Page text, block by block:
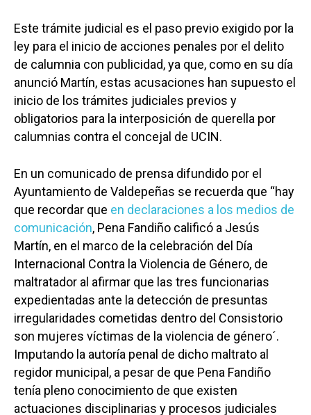
Este trámite judicial es el paso previo exigido por la
ley para el inicio de acciones penales por el delito
de calumnia con publicidad, ya que, como en su día
anunció Martín, estas acusaciones han supuesto el
inicio de los trámites judiciales previos y
obligatorios para la interposición de querella por
calumnias contra el concejal de UCIN.
En un comunicado de prensa difundido por el
Ayuntamiento de Valdepeñas se recuerda que “hay
que recordar que en declaraciones a los medios de
comunicación, Pena Fandiño calificó a Jesús
Martín, en el marco de la celebración del Día
Internacional Contra la Violencia de Género, de
maltratador al afirmar que las tres funcionarias
expedientadas ante la detección de presuntas
irregularidades cometidas dentro del Consistorio
son mujeres víctimas de la violencia de género´.
Imputando la autoría penal de dicho maltrato al
regidor municipal, a pesar de que Pena Fandiño
tenía pleno conocimiento de que existen
actuaciones disciplinarias y procesos judiciales